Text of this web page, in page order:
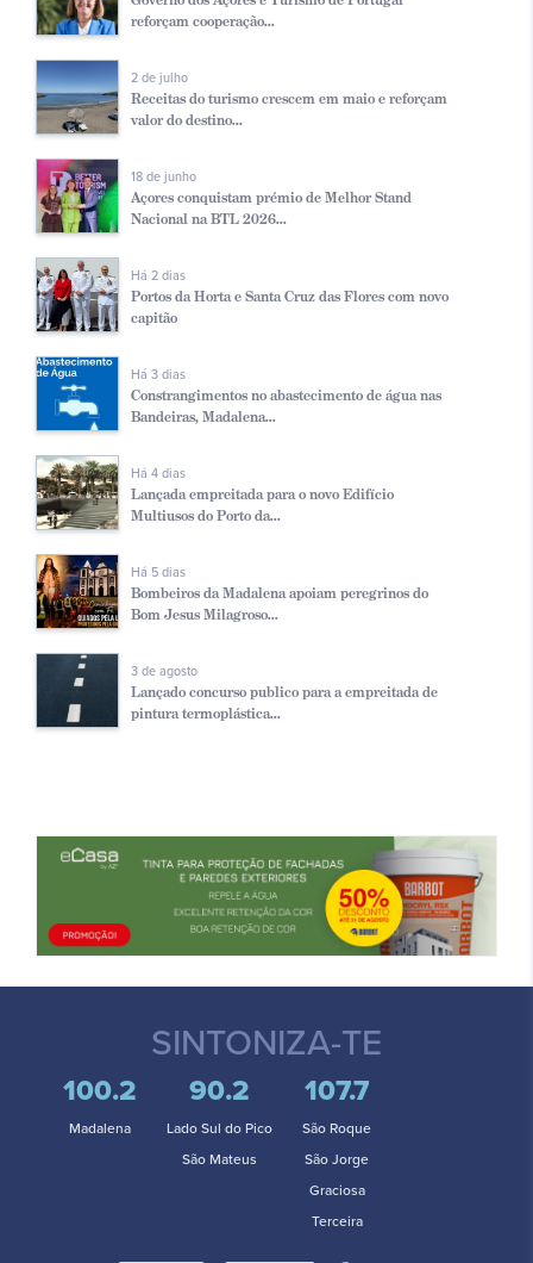
reforçam cooperação...
2 de julho
Receitas do turismo crescem em maio e reforçam
valor do destino...
18 de junho
Açores conquistam prémio de Melhor Stand
Nacional na BTL 2026...
Há 2 dias
Portos da Horta e Santa Cruz das Flores com novo
capitão
Há 3 dias
Constrangimentos no abastecimento de água nas
Bandeiras, Madalena...
Há 4 dias
Lançada empreitada para o novo Edifício
Multiusos do Porto da...
Há 5 dias
Bombeiros da Madalena apoiam peregrinos do
Bom Jesus Milagroso...
3 de agosto
Lançado concurso publico para a empreitada de
pintura termoplástica...
SINTONIZA-TE
100.2
Madalena
90.2
Lado Sul do Pico
São Mateus
107.7
São Roque
São Jorge
Graciosa
Terceira